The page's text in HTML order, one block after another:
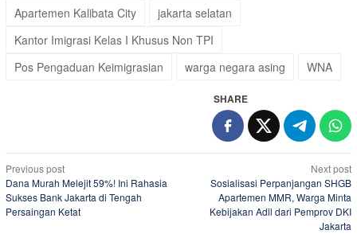
Apartemen Kalibata City
jakarta selatan
Kantor Imigrasi Kelas I Khusus Non TPI
Pos Pengaduan Keimigrasian
warga negara asing WNA
SHARE
Post
navigation
Previous post
Dana Murah Melejit 59%! Ini Rahasia
Sukses Bank Jakarta di Tengah
Persaingan Ketat
Next post
Sosialisasi Perpanjangan SHGB
Apartemen MMR, Warga Minta
Kebijakan Adil dari Pemprov DKI
Jakarta